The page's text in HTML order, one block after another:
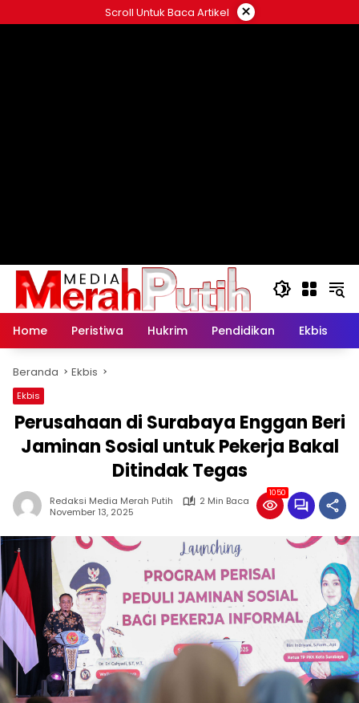
ke
Scroll Untuk Baca Artikel ×
Home Peristiwa Hukrim Pendidikan Ekbis
Beranda Ekbis
Ekbis
Perusahaan di Surabaya Enggan Beri
Jaminan Sosial untuk Pekerja Bakal
Ditindak Tegas
Redaksi Media Merah Putih
2 Min Baca
November 13, 2025
1050